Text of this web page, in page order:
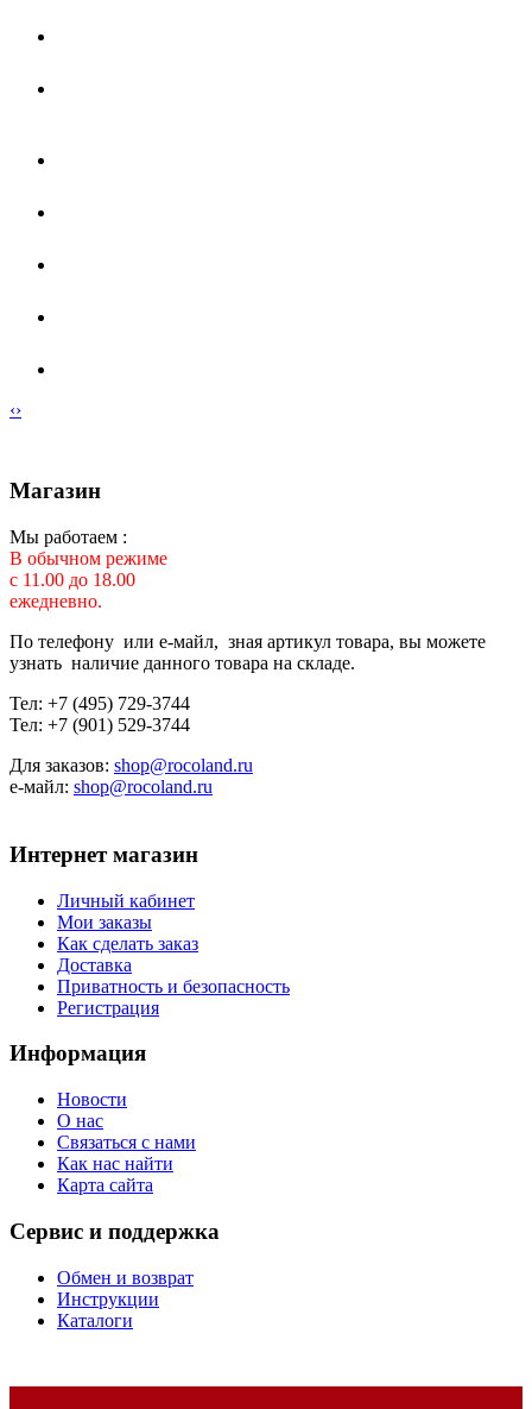
‹›
Магазин
Мы работаем :
В обычном режиме
с 11.00 до 18.00
ежедневно.
По телефону или е-майл, зная артикул товара, вы можете
узнать наличие данного товара на складе.
Тел: +7 (495) 729-3744
Тел: +7 (901) 529-3744
Для заказов: shop@rocoland.ru
е-майл: shop@rocoland.ru
Интернет магазин
Личный кабинет
Мои заказы
Как сделать заказ
Доставка
Приватность и безопасность
Регистрация
Информация
Новости
О нас
Связаться с нами
Как нас найти
Карта сайта
Сервис и поддержка
Обмен и возврат
Инструкции
Каталоги